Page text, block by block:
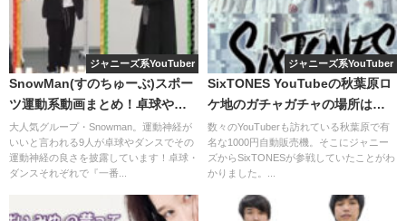
方が勝ち対決！
このように東海オンエアはたくさんの料理動画を生み出し
ており、どれも本当に面白いものばかりです！
そして、6人の中で料理ができるのはりょう、虫眼鏡、ゆめ
ジャニーズ系YouTuber
SnowMan(すのちゅーぶ)スポー
ツ運動系動画まとめ！卓球やダ
ンスで輝くのは誰？
大人気グループ・Snowman。運動神経が
いいと言われる9人が卓球やダンスでその
運動神経の良さを披露しています！卓球・
ダンスそれぞれで『一番...
ジャニーズ系YouTuber
SixTONES YouTubeの秋葉原ロ
ケ地のガチャガチャの場所は？
何が当たる？
数々のYouTuberも訪れている秋葉原で有
名な1000円自動販売機。そこにジャニー
ズからSixTONESが参戦していたことがわ
かりました。...